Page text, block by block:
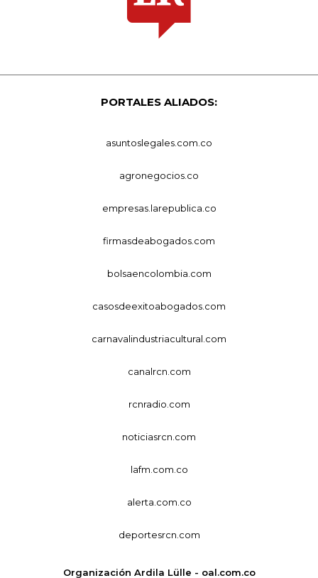
PORTALES ALIADOS:
asuntoslegales.com.co
agronegocios.co
empresas.larepublica.co
firmasdeabogados.com
bolsaencolombia.com
casosdeexitoabogados.com
carnavalindustriacultural.com
canalrcn.com
rcnradio.com
noticiasrcn.com
lafm.com.co
alerta.com.co
deportesrcn.com
Organización Ardila Lülle - oal.com.co